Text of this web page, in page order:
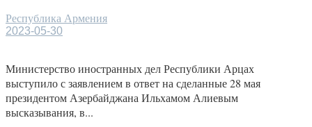
Республика Армения
2023-05-30
Министерство иностранных дел Республики Арцах
выступило с заявлением в ответ на сделанные 28 мая
президентом Азербайджана Ильхамом Алиевым
высказывания, в...